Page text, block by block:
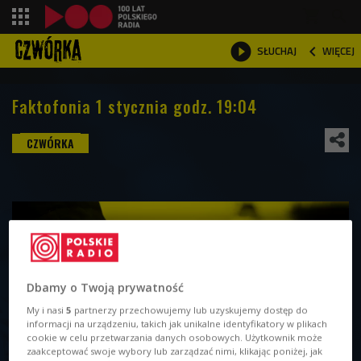
 SŁUCHAJ  WIĘCEJ

Faktofonia 1 stycznia godz. 19:04
Dbamy o Twoją prywatność
My i nasi5 partnerzy przechowujemy lub uzyskujemy dostęp do
informacji na urządzeniu, takich jak unikalne identyfikatory w plikach
cookie w celu przetwarzania danych osobowych. Użytkownik może
zaakceptować swoje wybory lub zarządzać nimi, klikając poniżej, jak